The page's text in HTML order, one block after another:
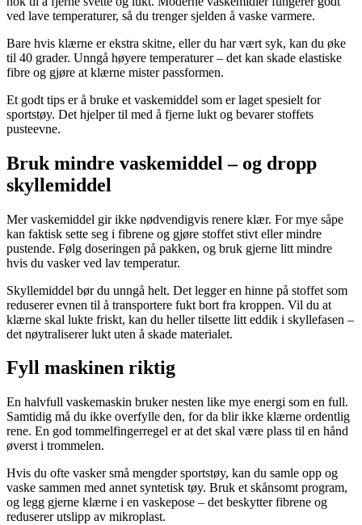
ved lave temperaturer, så du trenger sjelden å vaske varmere.
Bare hvis klærne er ekstra skitne, eller du har vært syk, kan du øke
til 40 grader. Unngå høyere temperaturer – det kan skade elastiske
fibre og gjøre at klærne mister passformen.
Et godt tips er å bruke et vaskemiddel som er laget spesielt for
sportstøy. Det hjelper til med å fjerne lukt og bevarer stoffets
pusteevne.
Bruk mindre vaskemiddel – og dropp
skyllemiddel
Mer vaskemiddel gir ikke nødvendigvis renere klær. For mye såpe
kan faktisk sette seg i fibrene og gjøre stoffet stivt eller mindre
pustende. Følg doseringen på pakken, og bruk gjerne litt mindre
hvis du vasker ved lav temperatur.
Skyllemiddel bør du unngå helt. Det legger en hinne på stoffet som
reduserer evnen til å transportere fukt bort fra kroppen. Vil du at
klærne skal lukte friskt, kan du heller tilsette litt eddik i skyllefasen –
det nøytraliserer lukt uten å skade materialet.
Fyll maskinen riktig
En halvfull vaskemaskin bruker nesten like mye energi som en full.
Samtidig må du ikke overfylle den, for da blir ikke klærne ordentlig
rene. En god tommelfingerregel er at det skal være plass til en hånd
øverst i trommelen.
Hvis du ofte vasker små mengder sportstøy, kan du samle opp og
vaske sammen med annet syntetisk tøy. Bruk et skånsomt program,
og legg gjerne klærne i en vaskepose – det beskytter fibrene og
reduserer utslipp av mikroplast.